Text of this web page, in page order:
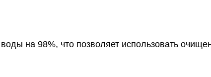
на 98%, что позволяет использовать